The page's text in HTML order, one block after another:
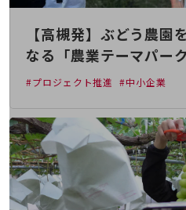
課題・ニーズで探す
課題・ニーズで探すTOP
業務効率化
災害対策
職場環境整備
【高槻発】ぶどう農園
なる「農業テーマパー
#プロジェクト推進 #中小企業